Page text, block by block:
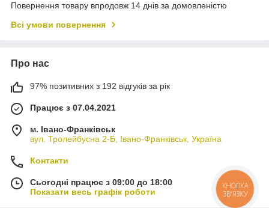
Повернення товару впродовж 14 днів за домовленістю
Всі умови повернення
Про нас
97% позитивних з 192 відгуків за рік
Працює з 07.04.2021
м. Івано-Франківськ
вул. Тролейбусна 2-Б, Івано-Франківськ, Україна
Контакти
Сьогодні працює з 09:00 до 18:00
Показати весь графік роботи
КНОПКА
ЗВ'ЯЗКУ